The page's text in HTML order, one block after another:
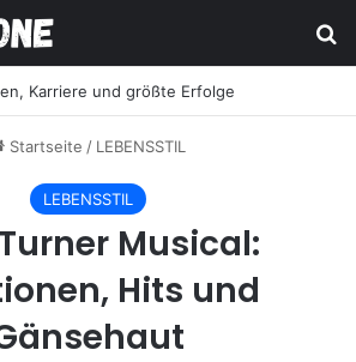
Karriere und größte Erfolge
Startseite / LEBENSSTIL
LEBENSSTIL
Musical:
Hits und